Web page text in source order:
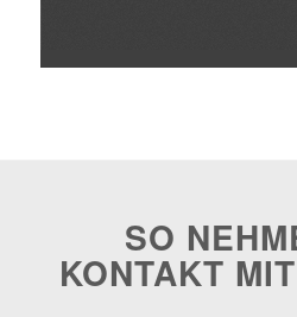
SO
KONTAKT